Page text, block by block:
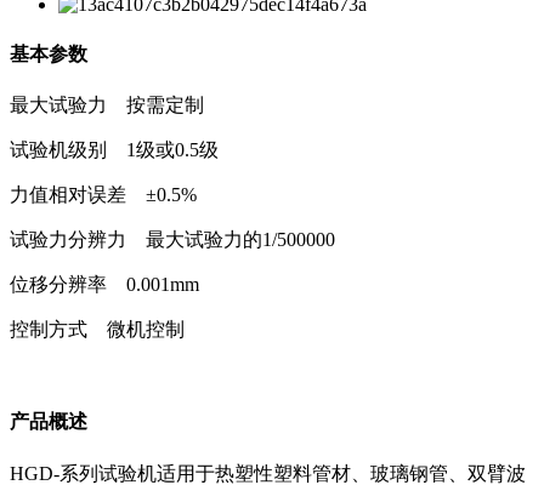
基本参数
最大试验力 按需定制
试验机级别 1级或0.5级
力值相对误差 ±0.5%
试验力分辨力 最大试验力的1/500000
位移分辨率 0.001mm
控制方式 微机控制
产品概述
HGD-系列试验机适用于热塑性塑料管材、玻璃钢管、双臂波